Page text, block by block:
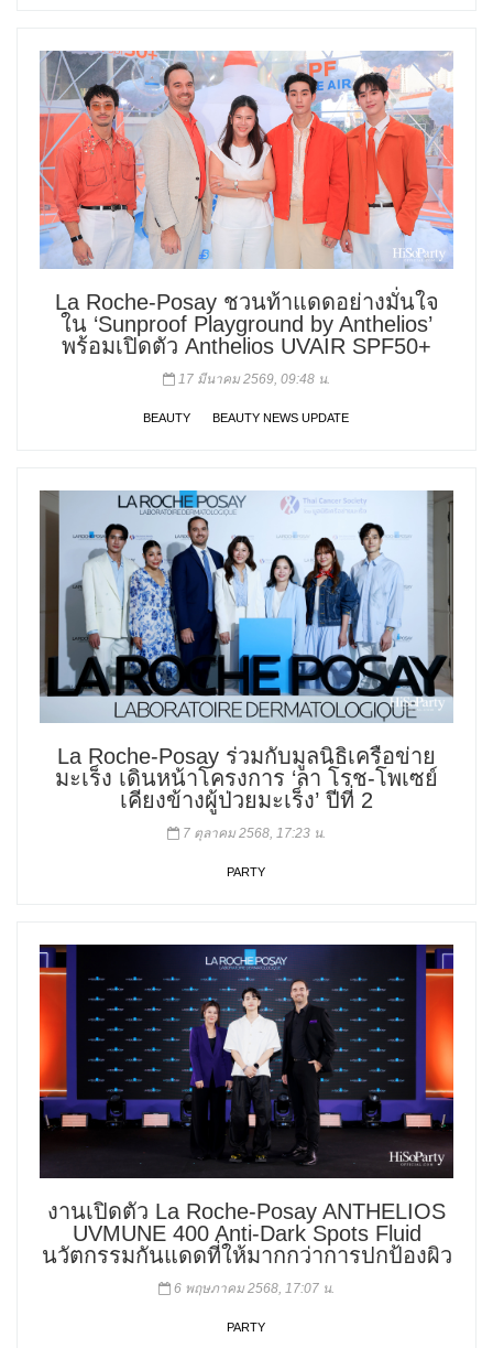
La Roche-Posay ชวนท้าแดดอย่างมั่นใจ
ใน ‘Sunproof Playground by Anthelios’
พร้อมเปิดตัว Anthelios UVAIR SPF50+
17 มีนาคม 2569, 09:48 น.
BEAUTY BEAUTY NEWS UPDATE
La Roche-Posay ร่วมกับมูลนิธิเครือข่าย
มะเร็ง เดินหน้าโครงการ ‘ลา โรช-โพเซย์
เคียงข้างผู้ป่วยมะเร็ง’ ปีที่ 2
7 ตุลาคม 2568, 17:23 น.
PARTY
งานเปิดตัว La Roche-Posay ANTHELIOS
UVMUNE 400 Anti-Dark Spots Fluid
นวัตกรรมกันแดดที่ให้มากกว่าการปกป้องผิว
6 พฤษภาคม 2568, 17:07 น.
PARTY